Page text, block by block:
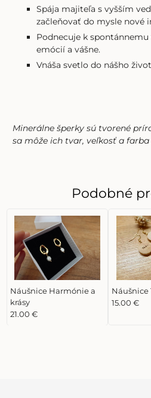
Spája majiteľa s vyšším
začleňovať do mysle nové
Podnecuje k
emócií a vášne.
Vnáša svetlo do nášho
Minerálne šperky sú tvorené
sa môže ich tvar, veľkosť a
Podobné
Náušnice Harmónie a
krásy
21.00 €
Náušnice
15.00 €